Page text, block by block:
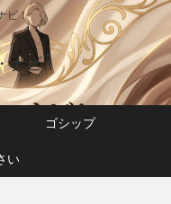
ビ！
ナビ！
ゴシップ
い